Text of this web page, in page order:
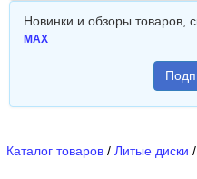
Новинки и обзоры товаров,
MAX
Каталог товаров / Литые диски /